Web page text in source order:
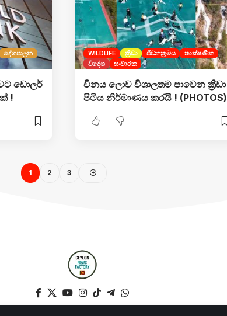
දේශපාලන
ඩොලර්
!
WILDLIFE ක්‍රීඩා ජීවනක්‍රමය
තාක්ෂණික
විදේශ
සංචාරක
චීනය ලොව විශාලතම පාවෙන ක්‍රීඩා
පිටිය නිර්මාණය කරයි ! (PHOTOS)
1 2 3